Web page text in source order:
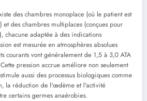
des chambres monoplace (où le patient est
et des chambres multiplaces (conçues pour
chacune adaptée à des indications
est mesurée en atmosphères absolues
courants vont généralement de 1,5 à 3,0 ATA
pression accrue améliore non seulement
aussi des processus biologiques comme
la réduction de l'œdème et l'activité
certains germes anaérobies.